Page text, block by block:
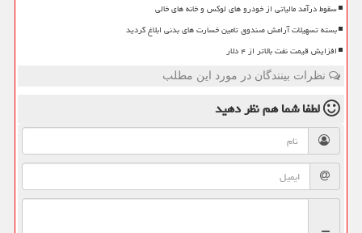
سقوط درآمد مالیاتی از خودرو های لوکس و خانه های خالی
بسته تسهیلات آرامش صندوق تامین خسارت های بدنی ابلاغ گردید
افزایش قیمت نفت بالاتر از ۴ دلار
نظرات بینندگان در مورد این مطلب
لطفا شما همنظر دهید